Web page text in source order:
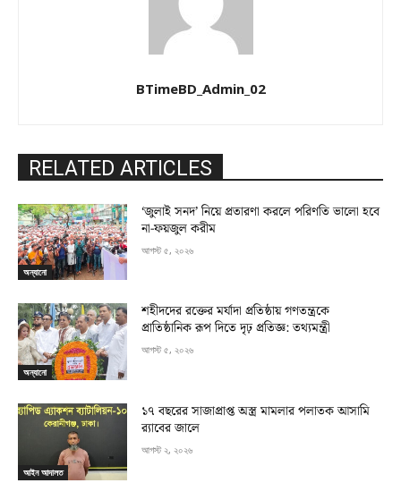
BTimeBD_Admin_02
RELATED ARTICLES
অন্যানো
‘জুলাই সনদ’ নিয়ে প্রতারণা করলে পরিণতি ভালো হবে
না-ফয়জুল করীম
আগস্ট ৫, ২০২৬
অন্যানো
শহীদদের রক্তের মর্যাদা প্রতিষ্ঠায় গণতন্ত্রকে
প্রাতিষ্ঠানিক রূপ দিতে দৃঢ় প্রতিজ্ঞ: তথ্যমন্ত্রী
আগস্ট ৫, ২০২৬
আইন আদালত
১৭ বছরের সাজাপ্রাপ্ত অস্ত্র মামলার পলাতক আসামি
র‍্যাবের জালে
আগস্ট ২, ২০২৬